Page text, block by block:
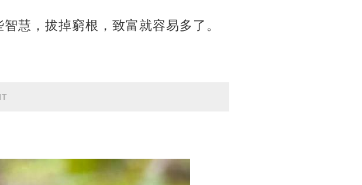
慧，拔掉窮根，致富就容易多了。